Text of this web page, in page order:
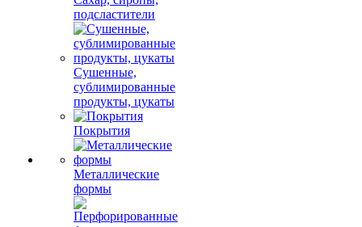
подсластители
Сушенные,
сублимированные
продукты, цукаты
Покрытия
Металлические
формы